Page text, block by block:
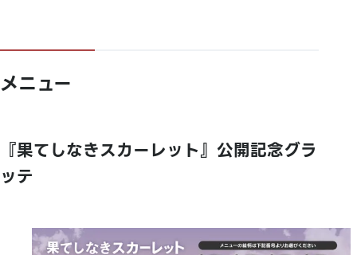
メニュー
『果てしなきスカーレット』公開記念グラ
ッテ